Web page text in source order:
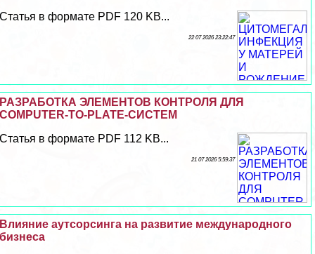
Статья в формате PDF 120 KB...
22 07 2026 23:22:47
РАЗРАБОТКА ЭЛЕМЕНТОВ КОНТРОЛЯ ДЛЯ
COMPUTER-TO-PLATE-СИСТЕМ
Статья в формате PDF 112 KB...
21 07 2026 5:59:37
Влияние аутсорсинга на развитие международного
бизнеса